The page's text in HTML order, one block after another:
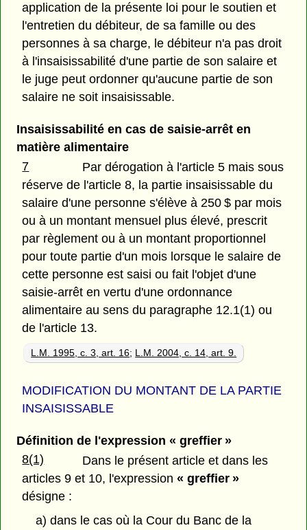
application de la présente loi pour le soutien et
l'entretien du débiteur, de sa famille ou des
personnes à sa charge, le débiteur n'a pas droit
à l'insaisissabilité d'une partie de son salaire et
le juge peut ordonner qu'aucune partie de son
salaire ne soit insaisissable.
Insaisissabilité en cas de saisie-arrêt en
matière alimentaire
7
Par dérogation à l'article 5 mais sous
réserve de l'article 8, la partie insaisissable du
salaire d'une personne s'élève à 250 $ par mois
ou à un montant mensuel plus élevé, prescrit
par règlement ou à un montant proportionnel
pour toute partie d'un mois lorsque le salaire de
cette personne est saisi ou fait l'objet d'une
saisie-arrêt en vertu d'une ordonnance
alimentaire au sens du paragraphe 12.1(1) ou
de l'article 13.
L.M. 1995, c. 3, art. 16; L.M. 2004, c. 14, art. 9.
MODIFICATION DU MONTANT DE LA PARTIE
INSAISISSABLE
Définition de l'expression « greffier »
8(1)
Dans le présent article et dans les
articles 9 et 10, l'expression« greffier »
désigne :
a) dans le cas où la Cour du Banc de la